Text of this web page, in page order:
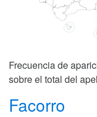
Frecuencia de
sobre el total del
Facorro